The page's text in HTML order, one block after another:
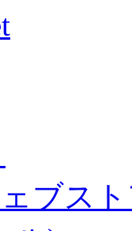
ブス